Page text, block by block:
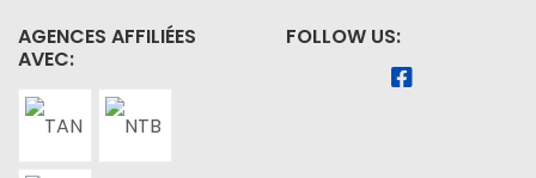
AGENCES AFFILIÉES
AVEC:
FOLLOW US: